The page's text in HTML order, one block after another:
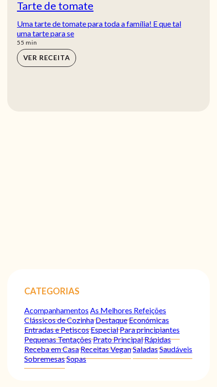
Tarte de tomate
Uma tarte de tomate para toda a família! E que tal
uma tarte para se
55 min
min
VER RECEITA
CATEGORIAS
Acompanhamentos As Melhores Refeições
Clássicos de CozinhaDestaqueEconómicas
Entradas e PetiscosEspecialPara principiantes
Pequenas TentaçõesPrato PrincipalRápidas
Receba em CasaReceitas VeganSaladasSaudáveis
SobremesasSopas